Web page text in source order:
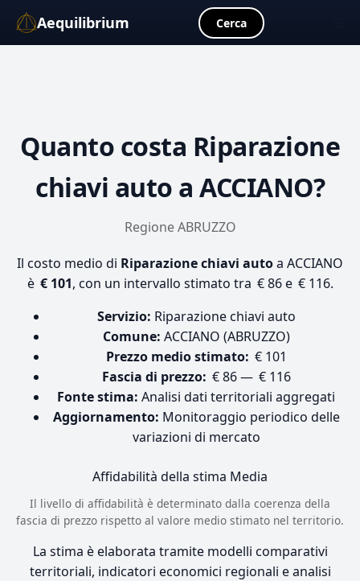
Aequilibrium Cerca
Quanto costa Riparazione
chiavi auto a ACCIANO?
Regione ABRUZZO
Il costo medio di Riparazione chiavi autoa ACCIANO
è € 101, con un intervallo stimato tra € 86 e € 116.
Servizio: Riparazione chiavi auto
Comune: ACCIANO (ABRUZZO)
Prezzo medio stimato: € 101
Fascia di prezzo: € 86 — € 116
Fonte stima: Analisi dati territoriali aggregati
Aggiornamento: Monitoraggio periodico delle
variazioni di mercato
Affidabilità della stima Media
Il livello di affidabilità è determinato dalla coerenza della
fascia di prezzo rispetto al valore medio stimato nel territorio.
La stima è elaborata tramite modelli comparativi
territoriali, indicatori economici regionali e analisi